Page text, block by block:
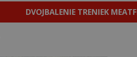
DVOJBALENIE TRENIEK